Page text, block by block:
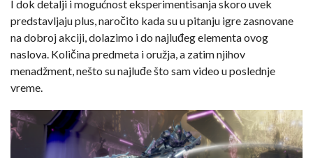
I dok detalji i mogućnost eksperimentisanja skoro uvek
predstavljaju plus, naročito kada su u pitanju igre zasnovane
na dobroj akciji, dolazimo i do najluđeg elementa ovog
naslova. Količina predmeta i oružja, a zatim njihov
menadžment, nešto su najluđe što sam video u poslednje
vreme.